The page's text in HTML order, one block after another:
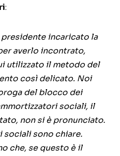
:
incaricato la
averlo incontrato,
utilizzato il metodo del
così delicato. Noi
del blocco dei
sociali, il
non si è pronunciato.
sociali sono chiare.
che, se questo è il